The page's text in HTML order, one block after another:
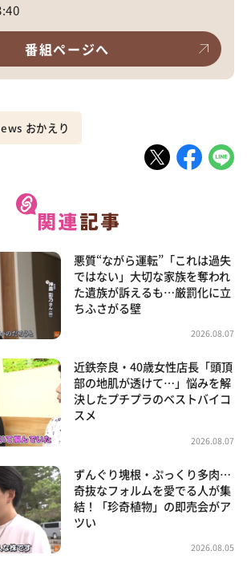
番組ページへ
おかえり
悪質“ながら運転”「これは過失
ではない」大切な家族を奪われ
た遺族が訴えるも…厳罰化に立
ちふさがる壁
2026.08.07
近鉄奈良・40歳女性店長「頭頂
部の地肌が透けて…」悩みを解
決したプチプラのベストバイコ
スメ
2026.08.07
ずんぐり塊根・ぷっくり多肉…
奇抜なフォルムを愛でる人が集
結！「珍奇植物」の即売会がア
ツい
2026.08.05